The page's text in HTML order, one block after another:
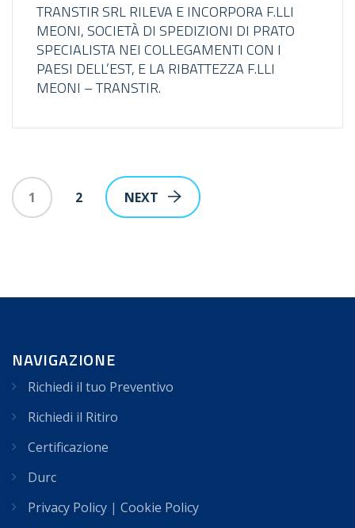
​TRANSTIR SRL RILEVA E INCORPORA F.LLI
MEONI, SOCIETÀ DI SPEDIZIONI DI PRATO
SPECIALISTA NEI COLLEGAMENTI CON I
PAESI DELL’EST, E LA RIBATTEZZA F.LLI
MEONI – TRANSTIR.
1 2 NEXT
NAVIGAZIONE
Richiedi il tuo Preventivo
Richiedi il Ritiro
Certificazione
Durc
Privacy Policy | Cookie Policy